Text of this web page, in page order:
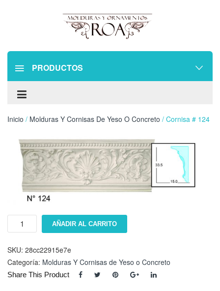
PRODUCTOS
Inicio / Molduras Y Cornisas De Yeso O Concreto / Cornisa # 124
Cornisa
cantidad
AÑADIR AL CARRITO
SKU: 28cc22915e7e
Categoría: Molduras Y Cornisas de Yeso o Concreto
Share This Product